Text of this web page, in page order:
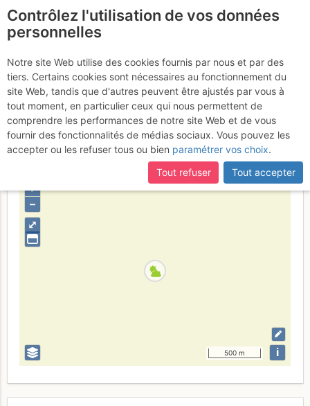
Ebnefluh / Äbeni Flue :
Par l'Abni Flue Firn
Dimanche 28
mai 2017
Alpes Bernoises
⤢
+
–
500 m i
Contrôlez l'utilisation de vos données
personnelles
Notre site Web utilise des cookies fournis par nous et par des
tiers. Certains cookies sont nécessaires au fonctionnement du
site Web, tandis que d'autres peuvent être ajustés par vous à
tout moment, en particulier ceux qui nous permettent de
comprendre les performances de notre site Web et de vous
fournir des fonctionnalités de médias sociaux. Vous pouvez les
accepter ou les refuser tous ou bien paramétrer vos choix.
Tout refuser
Tout accepter